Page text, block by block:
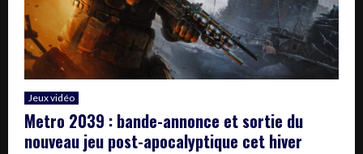
Jeux vidéo
Metro 2039 : bande-annonce et sortie du
nouveau jeu post-apocalyptique cet hiver